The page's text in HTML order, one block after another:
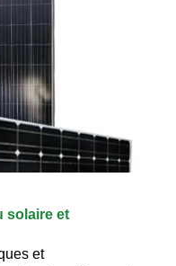
solaire et
et